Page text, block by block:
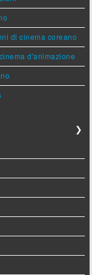
di cinema coreano
d'animazione
❯